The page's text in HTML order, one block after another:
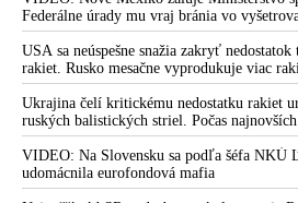
bol presvedčený o opaku
Federálne úrady mu vraj bránia vo
organizátora pedofilnej siete Jeffreyho
dve dievčatá zo zahraničia, ktoré boli
fetišistického sexu, pochovali v blízkosti
štáte
USA sa neúspešne snažia zakryť
rakiet. Rusko mesačne vyprodukuje viac
všetci producenti systémov Patriot
Ukrajina čelí kritickému nedostatku rakiet
ruských balistických striel. Počas
nepodarilo zostreliť ani jednu. Volodymyr
prostredníctvom NATO zabezpečiť ich
VIDEO: Na Slovensku sa podľa šéfa NKÚ
udomácnila eurofondová mafia